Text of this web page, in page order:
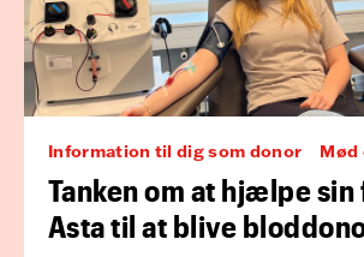
Information til dig som donor Mød
Tanken om at hjælpe
Asta til at blive